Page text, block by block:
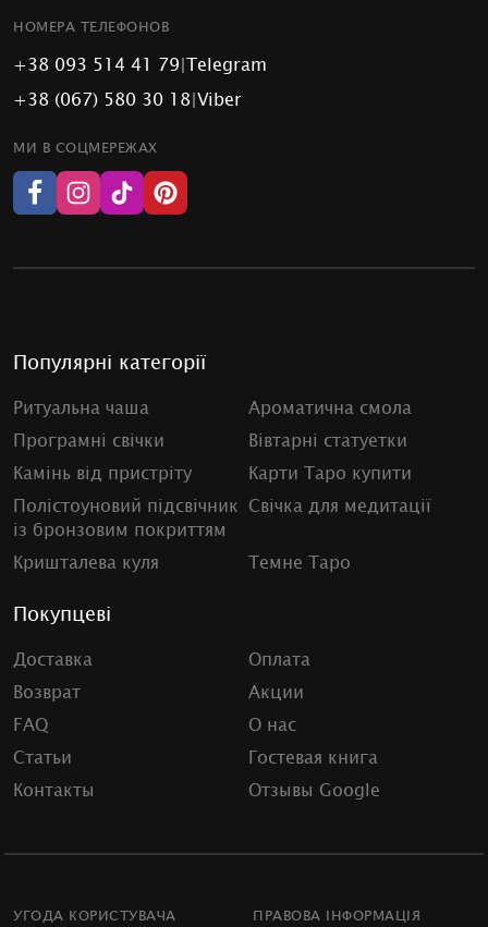
НОМЕРА ТЕЛЕФОНОВ
+38 093 514 41 79|Telegram
+38 (067) 580 30 18|Viber
МИ В СОЦМЕРЕЖАХ
Популярні категорії
Ритуальна чаша
Ароматична смола
Програмні свічки
Вівтарні статуетки
Камінь від пристріту
Карти Таро купити
Полістоуновий підсвічник
із бронзовим покриттям
Свічка для медитації
Кришталева куля Темне Таро
Покупцеві
Доставка
Оплата
Возврат
Акции
FAQ
О нас
Статьи
Гостевая книга
Контакты
Отзывы Google
УГОДА КОРИСТУВАЧА ПРАВОВА ІНФОРМАЦІЯ